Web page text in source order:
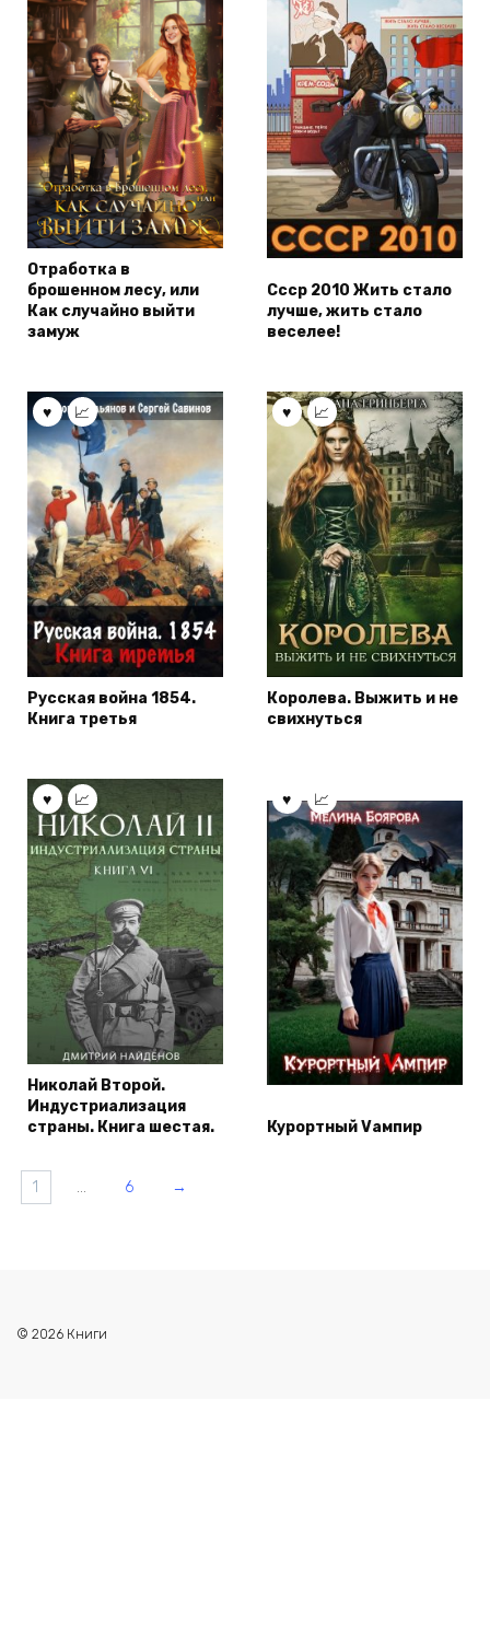
Отработка в
брошенном лесу, или
Как случайно выйти
замуж
Ссср 2010 Жить стало
лучше, жить стало
веселее!
Русская война 1854.
Книга третья
Королева. Выжить и не
свихнуться
Николай Второй.
Индустриализация
страны. Книга шестая.
Курортный Vампир
1 … 6 →
© 2026 Книги